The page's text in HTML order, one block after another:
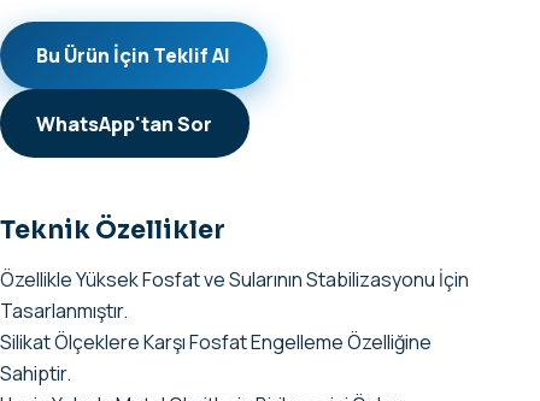
Bu Ürün İçin Teklif Al
WhatsApp'tan Sor
Teknik Özellikler
Özellikle Yüksek Fosfat ve Sularının Stabilizasyonu İçin
Tasarlanmıştır.
Silikat Ölçeklere Karşı Fosfat Engelleme Özelliğine
Sahiptir.